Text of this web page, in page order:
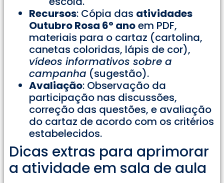
Recursos: Cópia das atividades
Outubro Rosa 6° anoem PDF,
materiais para o cartaz (cartolina,
canetas coloridas, lápis de cor),
vídeos informativos sobre a
campanha (sugestão).
Avaliação: Observação da
participação nas discussões,
correção das questões, e avaliação
do cartaz de acordo com os critérios
estabelecidos.
Dicas extras para aprimorar
a atividade em sala de aula